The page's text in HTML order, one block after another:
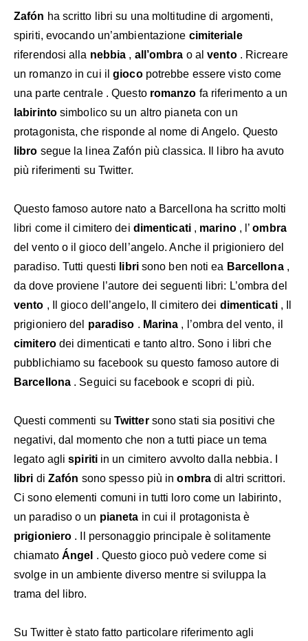
Zafón ha scritto libri su una moltitudine di argomenti,
spiriti, evocando un’ambientazione cimiteriale
riferendosi alla nebbia , all’ombra o alvento. Ricreare
un romanzo in cui ilgiocopotrebbe essere visto come
una parte centrale . Questo romanzo fa riferimento a un
labirintosimbolico su un altro pianeta con un
protagonista, che risponde al nome di Angelo. Questo
libro segue la linea Zafón più classica. Il libro ha avuto
più riferimenti su Twitter.
Questo famoso autore nato a Barcellona ha scritto molti
libri come il cimitero dei dimenticati, marino, l’ombra
del vento o il gioco dell’angelo. Anche il prigioniero del
paradiso. Tutti questi librisono ben noti ea Barcellona,
da dove proviene l’autore dei seguenti libri: L’ombra del
vento , Il gioco dell’angelo, Il cimitero dei dimenticati, Il
prigioniero del paradiso . Marina , l’ombra del vento, il
cimiterodei dimenticati e tanto altro. Sono i libri che
pubblichiamo su facebook su questo famoso autore di
Barcellona . Seguici sufacebook e scopri di più.
Questi commenti su Twittersono stati sia positivi che
negativi, dal momento che non a tutti piace un tema
legato aglispiritiin un cimitero avvolto dalla nebbia. I
libri di Zafón sono spesso più inombradi altri scrittori.
Ci sono elementi comuni in tutti loro come un labirinto,
un paradiso o un pianeta in cui il protagonista è
prigioniero . Il personaggio principale è solitamente
chiamato Ángel . Questo gioco può vedere come si
svolge in un ambiente diverso mentre si sviluppa la
trama del libro.
SuTwitter è stato fatto particolare riferimento agli